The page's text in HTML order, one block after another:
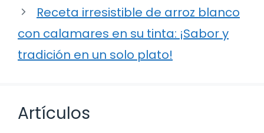
Receta irresistible de arroz blanco
con calamares en su tinta: ¡Sabor y
tradición en un solo plato!
Artículos